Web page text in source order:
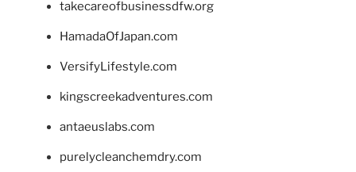
takecareofbusinessdfw.org
HamadaOfJapan.com
VersifyLifestyle.com
kingscreekadventures.com
antaeuslabs.com
purelycleanchemdry.com